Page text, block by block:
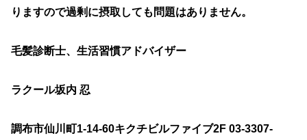
りますので過剰に摂取しても問題はありません。
毛髪診断士、生活習慣アドバイザー
ラクール坂内 忍
調布市仙川町1-14-60キクチビルファイブ2F 03-3307-